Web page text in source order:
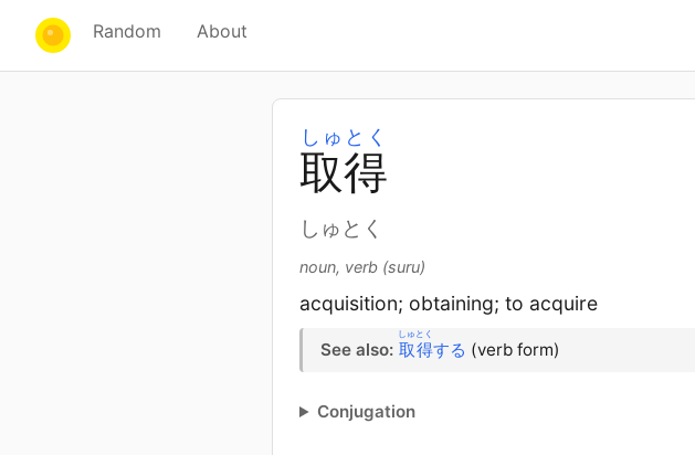
Random About
取得
しゅとく
しゅとく
noun, verb (suru)
acquisition; obtaining; to acquire
See also: 取得
しゅとく
する (verb form)
Conjugation